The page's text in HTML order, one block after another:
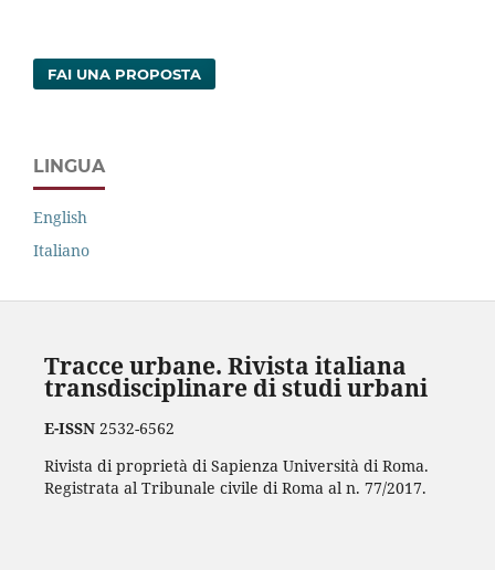
FAI UNA PROPOSTA
LINGUA
English
Italiano
Tracce urbane. Rivista italiana
transdisciplinare di studi urbani
E-ISSN2532-6562
Rivista di proprietà di Sapienza Università di Roma.
Registrata al Tribunale civile di Roma al n. 77/2017.